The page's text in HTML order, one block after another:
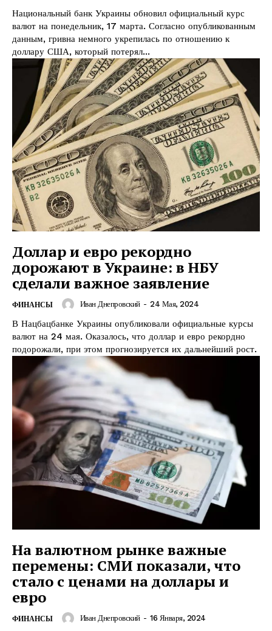
Национальный банк Украины обновил официальный курс
валют на понедельник, 17 марта. Согласно опубликованным
данным, гривна немного укрепилась по отношению к
доллару США, который потерял...
Доллар и евро рекордно
дорожают в Украине: в НБУ
сделали важное заявление
ФИНАНСЫ Иван Днепровский - 24 Мая, 2024
В Нацбацбанке Украины опубликовали официальные курсы
валют на 24 мая. Оказалось, что доллар и евро рекордно
подорожали, при этом прогнозируется их дальнейший рост.
На валютном рынке важные
перемены: СМИ показали, что
стало с ценами на доллары и
евро
ФИНАНСЫ Иван Днепровский - 16 Января, 2024